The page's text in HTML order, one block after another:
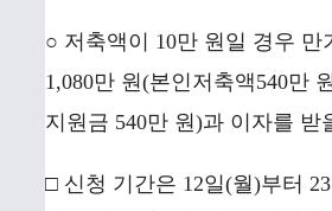
○ 저축액이 10만 원일 경우 만
1,080만 원(본인저축액540만
지원금 540만 원)과 이자를 받
□ 신청 기간은 12일(월)부터